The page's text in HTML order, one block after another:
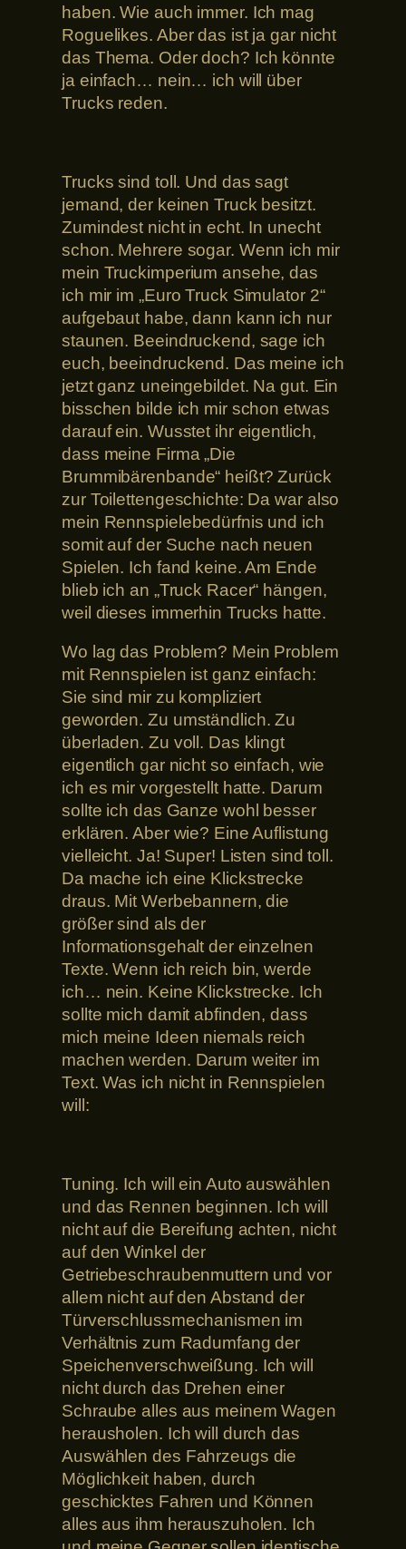
haben. Wie auch immer. Ich mag
Roguelikes. Aber das ist ja gar nicht
das Thema. Oder doch? Ich könnte
ja einfach… nein… ich will über
Trucks reden.
Trucks sind toll. Und das sagt
jemand, der keinen Truck besitzt.
Zumindest nicht in echt. In unecht
schon. Mehrere sogar. Wenn ich mir
mein Truckimperium ansehe, das
ich mir im „Euro Truck Simulator 2“
aufgebaut habe, dann kann ich nur
staunen. Beeindruckend, sage ich
euch, beeindruckend. Das meine ich
jetzt ganz uneingebildet. Na gut. Ein
bisschen bilde ich mir schon etwas
darauf ein. Wusstet ihr eigentlich,
dass meine Firma „Die
Brummibärenbande“ heißt? Zurück
zur Toilettengeschichte: Da war also
mein Rennspielebedürfnis und ich
somit auf der Suche nach neuen
Spielen. Ich fand keine. Am Ende
blieb ich an „Truck Racer“ hängen,
weil dieses immerhin Trucks hatte.
Wo lag das Problem? Mein Problem
mit Rennspielen ist ganz einfach:
Sie sind mir zu kompliziert
geworden. Zu umständlich. Zu
überladen. Zu voll. Das klingt
eigentlich gar nicht so einfach, wie
ich es mir vorgestellt hatte. Darum
sollte ich das Ganze wohl besser
erklären. Aber wie? Eine Auflistung
vielleicht. Ja! Super! Listen sind toll.
Da mache ich eine Klickstrecke
draus. Mit Werbebannern, die
größer sind als der
Informationsgehalt der einzelnen
Texte. Wenn ich reich bin, werde
ich… nein. Keine Klickstrecke. Ich
sollte mich damit abfinden, dass
mich meine Ideen niemals reich
machen werden. Darum weiter im
Text. Was ich nicht in Rennspielen
will:
Tuning. Ich will ein Auto auswählen
und das Rennen beginnen. Ich will
nicht auf die Bereifung achten, nicht
auf den Winkel der
Getriebeschraubenmuttern und vor
allem nicht auf den Abstand der
Türverschlussmechanismen im
Verhältnis zum Radumfang der
Speichenverschweißung. Ich will
nicht durch das Drehen einer
Schraube alles aus meinem Wagen
herausholen. Ich will durch das
Auswählen des Fahrzeugs die
Möglichkeit haben, durch
geschicktes Fahren und Können
alles aus ihm herauszuholen. Ich